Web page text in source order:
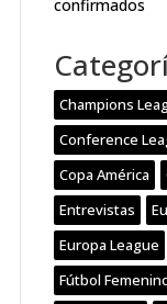
confirmados
Champions
Conference
Copa América
Entrevistas
Europa League
Fútbol